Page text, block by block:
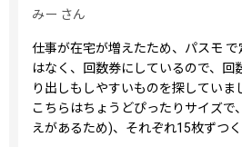
みー さん
仕事が在宅が増えたため、パスモ
はなく、回数券にしているので、回
り出しもしやすいものを探していま
こちらはちょうどぴったりサイズで
えがあるため)、それぞれ15枚ずつ